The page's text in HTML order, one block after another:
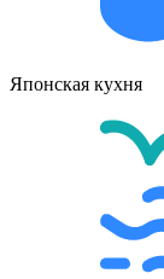
Японская кухня